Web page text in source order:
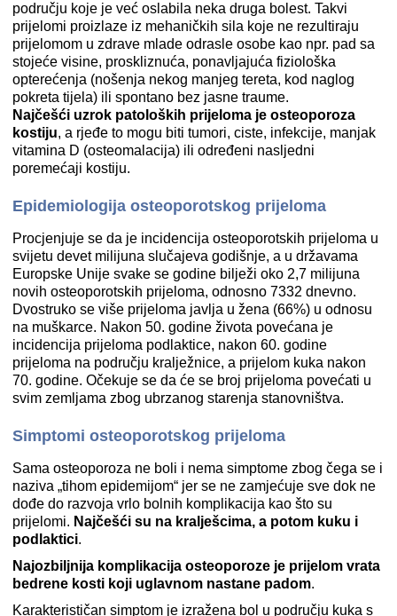
području koje je već oslabila neka druga bolest. Takvi
prijelomi proizlaze iz mehaničkih sila koje ne rezultiraju
prijelomom u zdrave mlade odrasle osobe kao npr. pad sa
stojeće visine, proskliznuća, ponavljajuća fiziološka
opterećenja (nošenja nekog manjeg tereta, kod naglog
pokreta tijela) ili spontano bez jasne traume.
Najčešći uzrok patoloških prijeloma je osteoporoza
kostiju, a rjeđe to mogu biti tumori, ciste, infekcije, manjak
vitamina D (osteomalacija) ili određeni nasljedni
poremećaji kostiju.
Epidemiologija osteoporotskog prijeloma
Procjenjuje se da je incidencija osteoporotskih prijeloma u
svijetu devet milijuna slučajeva godišnje, a u državama
Europske Unije svake se godine bilježi oko 2,7 milijuna
novih osteoporotskih prijeloma, odnosno 7332 dnevno.
Dvostruko se više prijeloma javlja u žena (66%) u odnosu
na muškarce. Nakon 50. godine života povećana je
incidencija prijeloma podlaktice, nakon 60. godine
prijeloma na području kralježnice, a prijelom kuka nakon
70. godine. Očekuje se da će se broj prijeloma povećati u
svim zemljama zbog ubrzanog starenja stanovništva.
Simptomi osteoporotskog prijeloma
Sama osteoporoza ne boli i nema simptome zbog čega se i
naziva „tihom epidemijom“ jer se ne zamjećuje sve dok ne
dođe do razvoja vrlo bolnih komplikacija kao što su
prijelomi. Najčešći su na kralješcima, a potom kuku i
podlaktici.
Najozbiljnija komplikacija osteoporoze je prijelom vrata
bedrene kosti koji uglavnom nastane padom.
Karakterističan simptom je izražena bol u području kuka s